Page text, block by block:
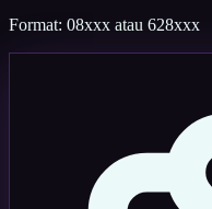
Format: 08xxx atau 628xxx